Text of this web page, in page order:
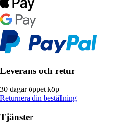
Leverans och retur
30 dagar öppet köp
Returnera din beställning
Tjänster